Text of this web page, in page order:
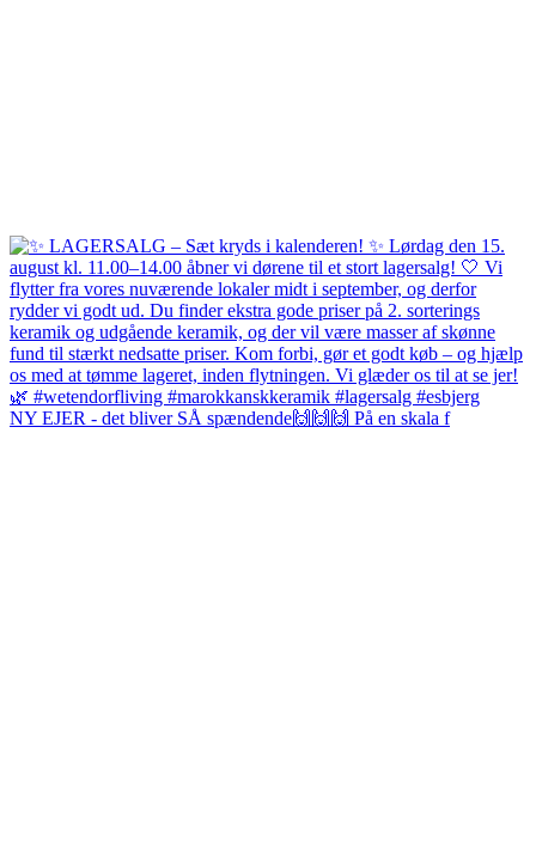
NY EJER - det bliver SÅ spændende🙌🙌🙌 På en skala f